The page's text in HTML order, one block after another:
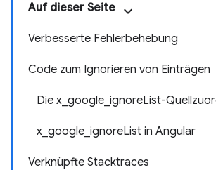
Auf dieser Seite
Verbesserte Fehlerbehebung
Code zum Ignorieren von Einträgen
Die x_google_ignoreList-
x_google_ignoreList in Angular
Verknüpfte Stacktraces